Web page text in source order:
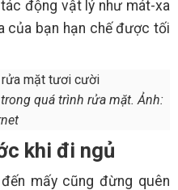
động vật lý như mát-xa
của bạn hạn chế được tối
quá trình rửa mặt. Ảnh:
khi đi ngủ
mấy cũng đừng quên